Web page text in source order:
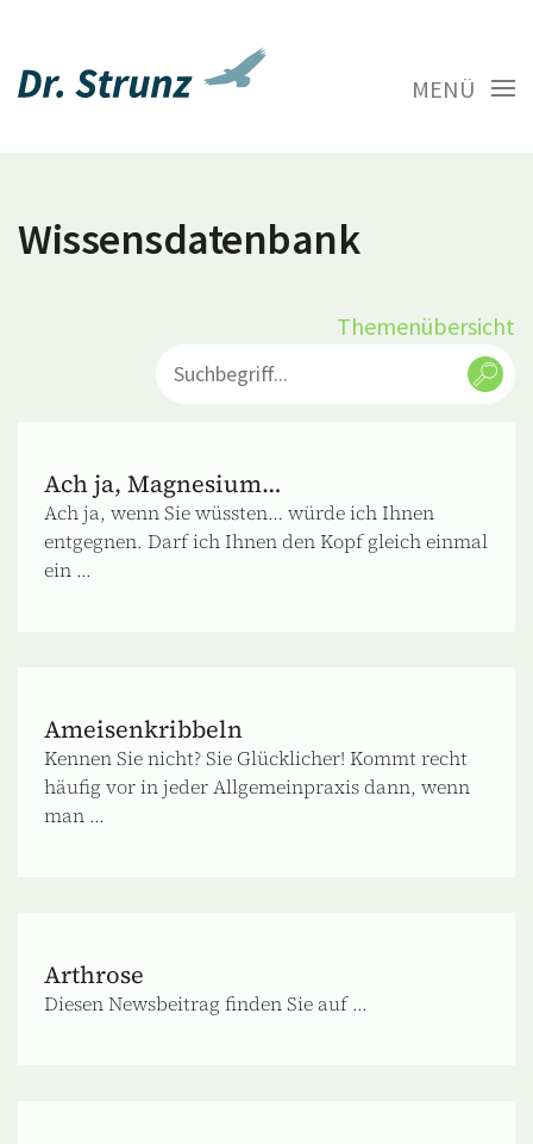
MENÜ
Wissensdatenbank
Themenübersicht
Ach ja, Magnesium…
Ach ja, wenn Sie wüssten… würde ich Ihnen
entgegnen. Darf ich Ihnen den Kopf gleich einmal
ein ...
Ameisenkribbeln
Kennen Sie nicht? Sie Glücklicher! Kommt recht
häufig vor in jeder Allgemeinpraxis dann, wenn
man ...
Arthrose
Diesen Newsbeitrag finden Sie auf ...